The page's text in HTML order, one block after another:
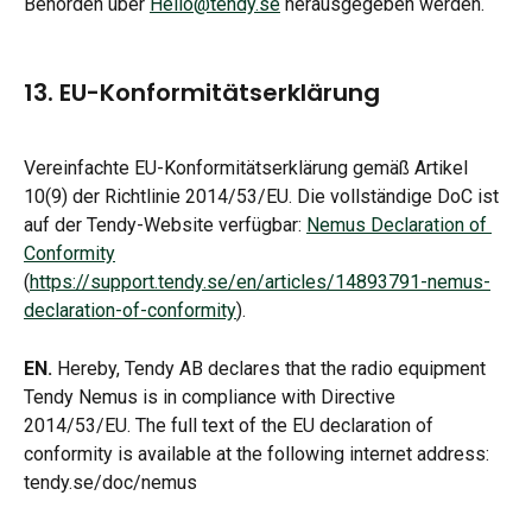
13. EU-Konformitätserklärung
Vereinfachte EU-Konformitätserklärung gemäß Artikel
10(9) der Richtlinie 2014/53/EU. Die vollständige DoC ist
auf der Tendy-Website verfügbar: Nemus Declaration of
Conformity
(https://support.tendy.se/en/articles/14893791-nemus-
declaration-of-conformity).
EN. Hereby, Tendy AB declares that the radio equipment
Tendy Nemus is in compliance with Directive
2014/53/EU. The full text of the EU declaration of
conformity is available at the following internet address:
tendy.se/doc/nemus